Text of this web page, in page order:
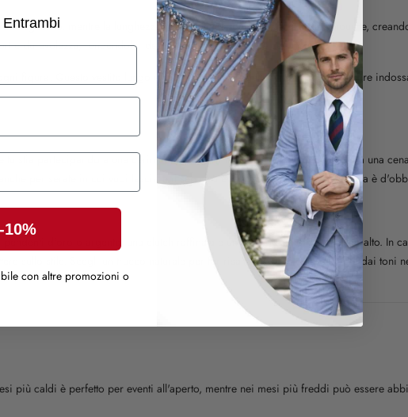
sguardo, mentre la lunghezza fluente scivola delicatamente sulla silhouette,
e durevolezza, rendendolo ideale per eventi speciali e cerimonie.
figura. Questo vestito lungo elegante è stato progettato non solo per essere
stia partecipando a una cerimonia di matrimonio, a una serata di gala o a una
per serate in cui vuoi lasciare il segno o eventi aziendali dove l'eleganza è
d'oro o argento, una clutch raffinata e un paio di sandali con tacco alto. In
sullo stile. Scegli un trucco naturale per far risaltare il vestito, con labbra dai toni
più caldi è perfetto per eventi all'aperto, mentre nei mesi più freddi può essere
Entrambi
con altre promozioni o